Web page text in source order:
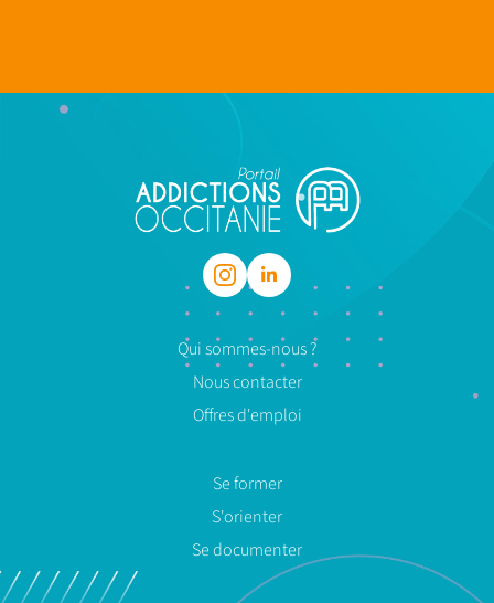
Qui sommes-nous ?
Nous contacter
Offres d'emploi
Se former
S'orienter
Se documenter